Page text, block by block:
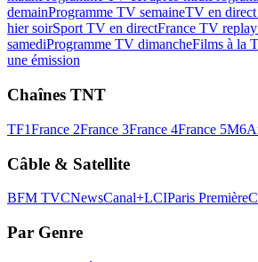
demainProgramme TV semaineTV en
hier soirSport TV en directFrance TV
samediProgramme TV dimancheFilms à la
une émission
Chaînes TNT
TF1France 2France 3France 4France 5M6
Câble & Satellite
BFM TVCNewsCanal+LCIParis Première
Par Genre